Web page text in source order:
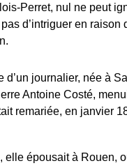
Perret, nul ne peut
d’intriguer en
d’un journalier, née à
Antoine Costé,
remariée, en janvier
elle épousait à Rouen,